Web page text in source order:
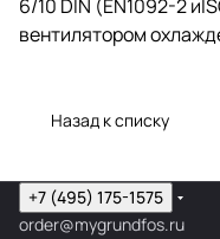
6/10 DIN (EN1092-2
вентилятором
Назад к списку
+7 (495) 175-1575
order@mygrundfos.ru